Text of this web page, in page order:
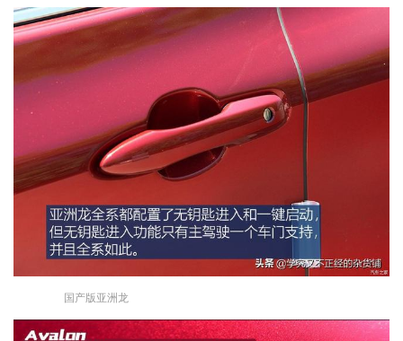
国产版亚洲龙